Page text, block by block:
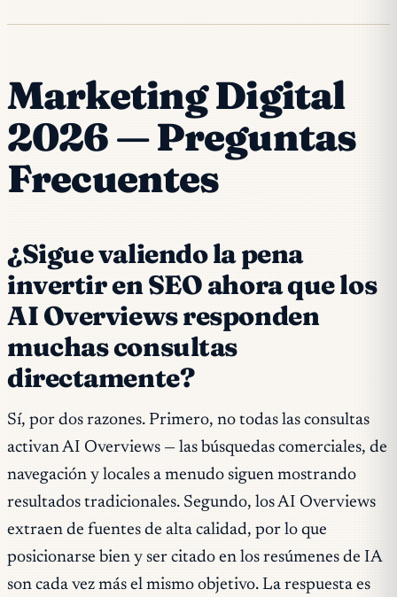
Marketing Digital
2026 — Preguntas
Frecuentes
¿Sigue valiendo la pena
invertir en SEO ahora que los
AI Overviews responden
muchas consultas
directamente?
Sí, por dos razones. Primero, no todas las consultas
activan AI Overviews — las búsquedas comerciales, de
navegación y locales a menudo siguen mostrando
resultados tradicionales. Segundo, los AI Overviews
extraen de fuentes de alta calidad, por lo que
posicionarse bien y ser citado en los resúmenes de IA
son cada vez más el mismo objetivo. La respuesta es